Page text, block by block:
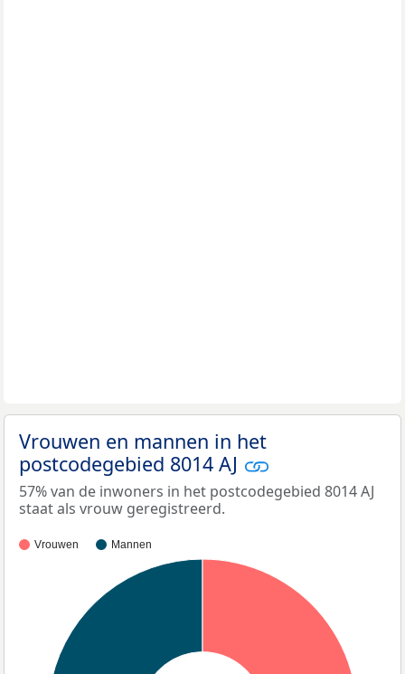
Vrouwen en mannen in het
postcodegebied 8014 AJ
57% van de inwoners in het postcodegebied 8014 AJ
staat als vrouw geregistreerd.
Vrouwen Mannen